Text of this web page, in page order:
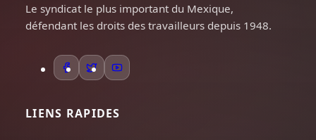
Le syndicat le plus important du Mexique,
défendant les droits des travailleurs depuis 1948.
LIENS RAPIDES